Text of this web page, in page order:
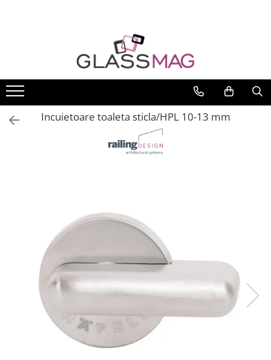
Seturi usi pivotante
Amortizoare pardoseala
Feronerie usi pivotante
Balamale usi armonice
Usi pe toc
Set toc usa sticla
Set profil toc usa sticla
Profil toc usa sticla
Feronerie toc usa sticla
Set broasca + balama + maner usa
Incuietoare toaleta sticla/HPL 10-13 mm